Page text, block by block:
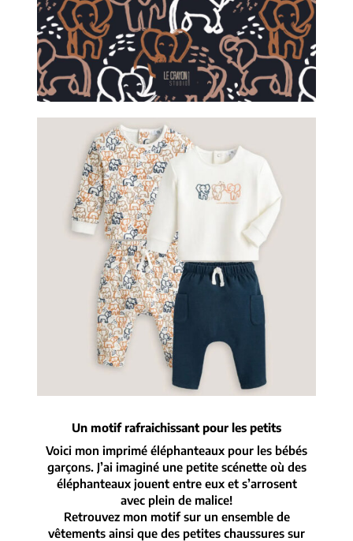
Un motif rafraichissant pour les petits
Voici mon imprimé éléphanteaux pour les bébés
garçons. J’ai imaginé une petite scénette où des
éléphanteaux jouent entre eux et s’arrosent
avec plein de malice!
Retrouvez mon motif sur un ensemble de
vêtements ainsi que des petites chaussures sur